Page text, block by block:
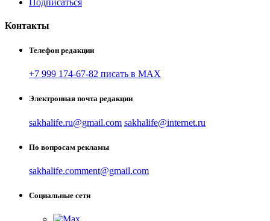
Контакты
Телефон редакции
+7 999 174-67-82 писать в MAX
Электронная почта редакции
sakhalife.ru@gmail.com sakhalife@internet.ru
По вопросам рекламы
sakhalife.comment@gmail.com
Социальные сети